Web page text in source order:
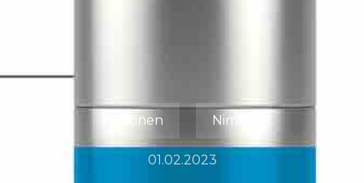
Uutinen Nimue
01.02.2023